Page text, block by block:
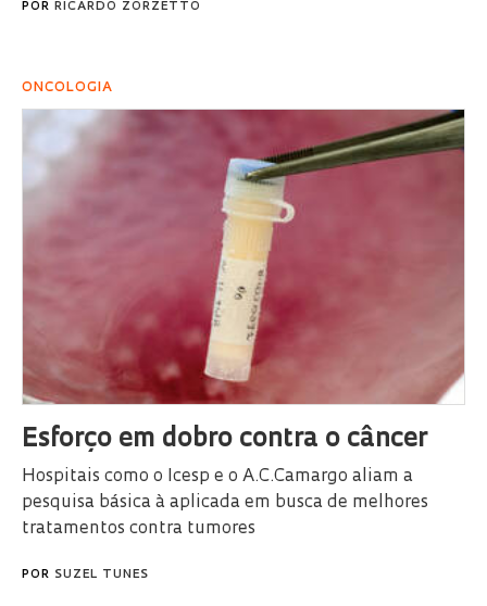
POR RICARDO ZORZETTO
ONCOLOGIA
Esforço em dobro contra o câncer
Hospitais como o Icesp e o A.C.Camargo aliam a
pesquisa básica à aplicada em busca de melhores
tratamentos contra tumores
POR SUZEL TUNES